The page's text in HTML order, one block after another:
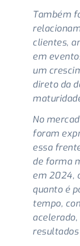
Também
clientes,
em
um
direto da
No
foram
essa
de forma
em 2024,
quanto é
tempo,